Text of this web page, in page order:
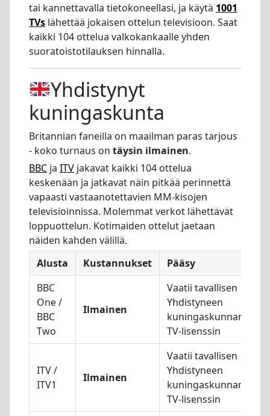
tai kannettavalla tietokoneellasi, ja käytä 1001
TVs lähettää jokaisen ottelun televisioon. Saat
kaikki 104 ottelua valkokankaalle yhden
suoratoistotilauksen hinnalla.
Yhdistynyt
kuningaskunta
Britannian faneilla on maailman paras tarjous
- koko turnaus on täysin ilmainen.
BBC ja ITV jakavat kaikki 104 ottelua
keskenään ja jatkavat näin pitkää perinnettä
vapaasti vastaanotettavien MM-kisojen
televisioinnissa. Molemmat verkot lähettävät
loppuottelun. Kotimaiden ottelut jaetaan
näiden kahden välillä.
Alusta
Kustannukset
Pääsy
BBC
One /
BBC
Two
Ilmainen
Vaatii tavallisen
Yhdistyneen
kuningaskunnan
TV-lisenssin
ITV /
ITV1
Ilmainen
Vaatii tavallisen
Yhdistyneen
kuningaskunnan
TV-lisenssin